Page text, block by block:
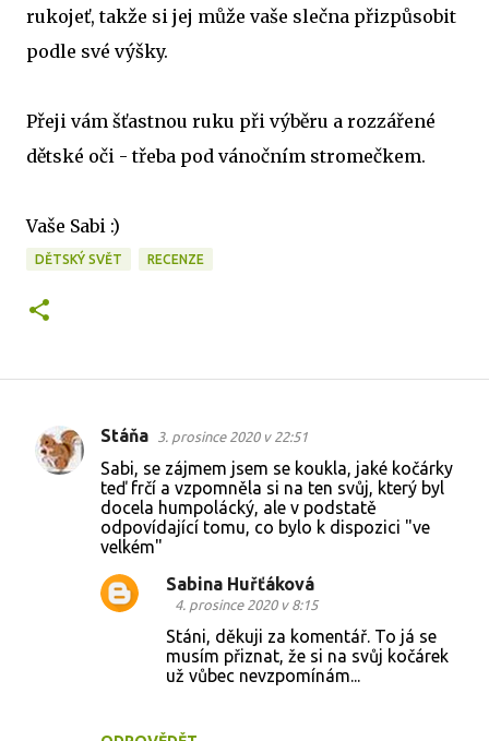
rukojeť, takže si jej může vaše slečna přizpůsobit
podle své výšky.
Přeji vám šťastnou ruku při výběru a rozzářené
dětské oči - třeba pod vánočním stromečkem.
Vaše Sabi :)
DĚTSKÝ SVĚT RECENZE
K
Stáňa 3. prosince 2020 v 22:51
Sabi, se zájmem jsem se koukla, jaké kočárky
teď frčí a vzpomněla si na ten svůj, který byl
docela humpolácký, ale v podstatě
odpovídající tomu, co bylo k dispozici "ve
velkém"
Sabina Huřťáková
4. prosince 2020 v 8:15
Stáni, děkuji za komentář. To já se
musím přiznat, že si na svůj kočárek
už vůbec nevzpomínám...